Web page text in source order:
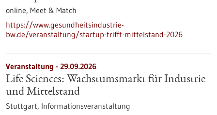
online, Meet & Match
https://www.gesundheitsindustrie-
bw.de/veranstaltung/startup-trifft-mittelstand-2026
Veranstaltung - 29.09.2026
Life Sciences: Wachstumsmarkt für Industrie
und Mittelstand
Stuttgart, Informationsveranstaltung